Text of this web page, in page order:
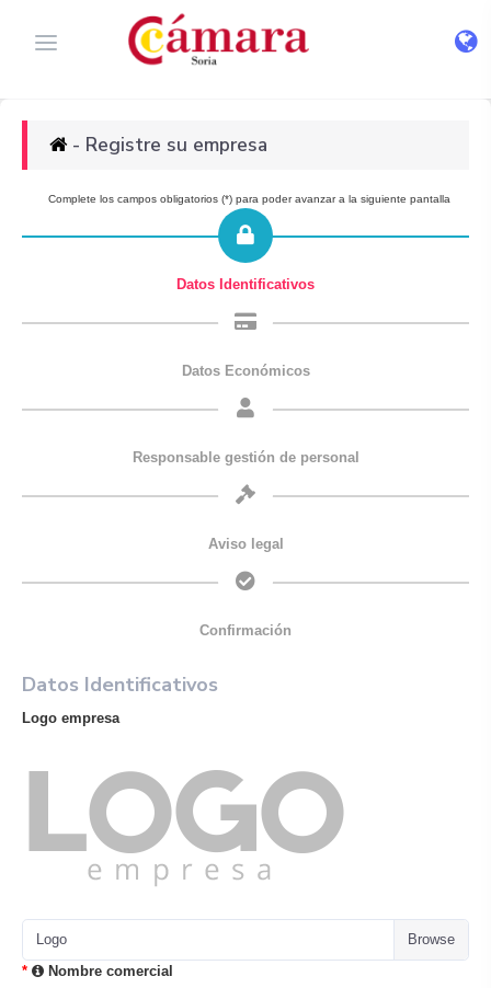
- Registre su empresa
Complete los campos obligatorios (*) para poder avanzar a la siguiente pantalla
Datos Identificativos
Datos Económicos
Responsable gestión de personal
Aviso legal
Confirmación
Datos Identificativos
Logo empresa
Logo
Nombre comercial